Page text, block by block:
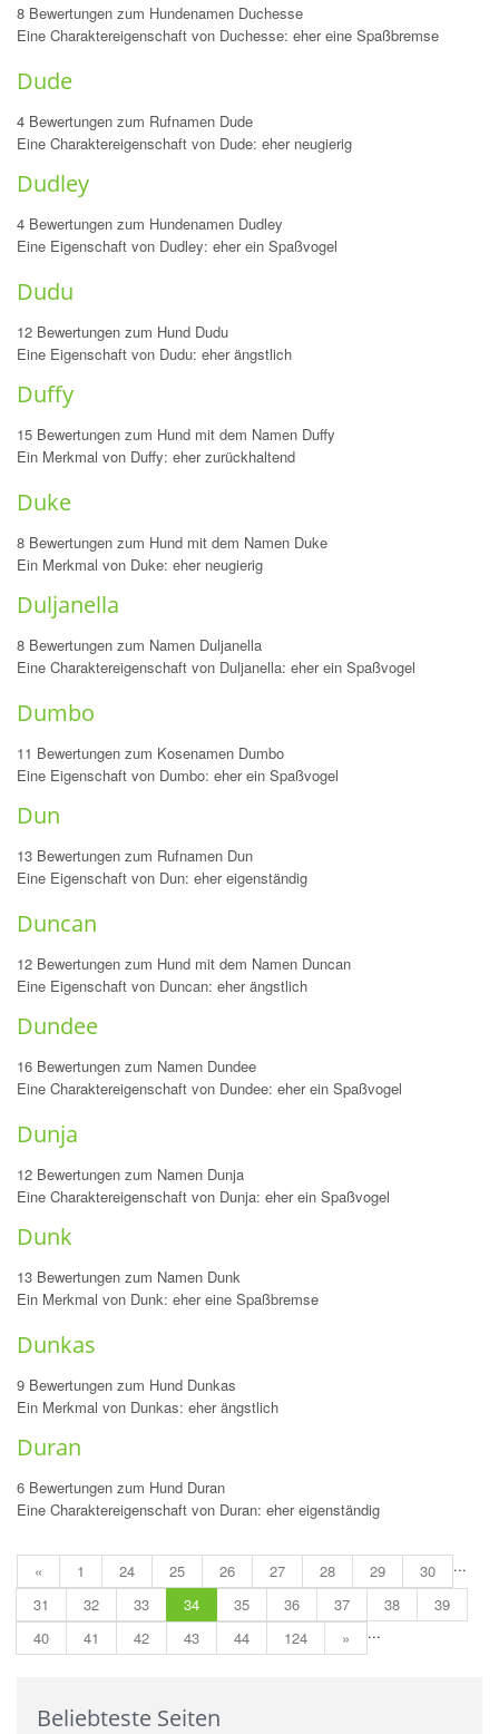
8 Bewertungen zum Hundenamen Duchesse
Eine Charaktereigenschaft von Duchesse: eher eine Spaßbremse
Dude
4 Bewertungen zum Rufnamen Dude
Eine Charaktereigenschaft von Dude: eher neugierig
Dudley
4 Bewertungen zum Hundenamen Dudley
Eine Eigenschaft von Dudley: eher ein Spaßvogel
Dudu
12 Bewertungen zum Hund Dudu
Eine Eigenschaft von Dudu: eher ängstlich
Duffy
15 Bewertungen zum Hund mit dem Namen Duffy
Ein Merkmal von Duffy: eher zurückhaltend
Duke
8 Bewertungen zum Hund mit dem Namen Duke
Ein Merkmal von Duke: eher neugierig
Duljanella
8 Bewertungen zum Namen Duljanella
Eine Charaktereigenschaft von Duljanella: eher ein Spaßvogel
Dumbo
11 Bewertungen zum Kosenamen Dumbo
Eine Eigenschaft von Dumbo: eher ein Spaßvogel
Dun
13 Bewertungen zum Rufnamen Dun
Eine Eigenschaft von Dun: eher eigenständig
Duncan
12 Bewertungen zum Hund mit dem Namen Duncan
Eine Eigenschaft von Duncan: eher ängstlich
Dundee
16 Bewertungen zum Namen Dundee
Eine Charaktereigenschaft von Dundee: eher ein Spaßvogel
Dunja
12 Bewertungen zum Namen Dunja
Eine Charaktereigenschaft von Dunja: eher ein Spaßvogel
Dunk
13 Bewertungen zum Namen Dunk
Ein Merkmal von Dunk: eher eine Spaßbremse
Dunkas
9 Bewertungen zum Hund Dunkas
Ein Merkmal von Dunkas: eher ängstlich
Duran
6 Bewertungen zum Hund Duran
Eine Charaktereigenschaft von Duran: eher eigenständig
« 1 ...
24 25 26 27 28 29
30
31
32 33 34 35 36 37 38
39
40
41 42 43 44 ...
124 »
Beliebteste Seiten